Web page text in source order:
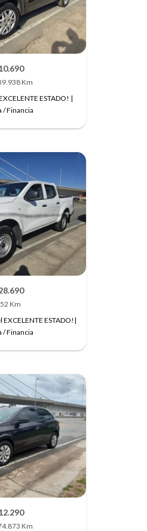
Km
ESTADO! |
/ Financia
Km
ESTADO!|
/ Financia
Km